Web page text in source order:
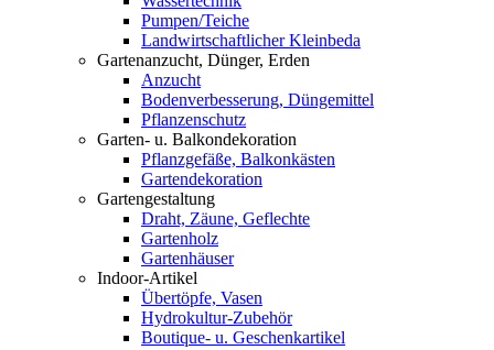
Pumpen/Teiche
Landwirtschaftlicher Kleinbeda
Gartenanzucht, Dünger, Erden
Anzucht
Bodenverbesserung, Düngemittel
Pflanzenschutz
Garten- u. Balkondekoration
Pflanzgefäße, Balkonkästen
Gartendekoration
Gartengestaltung
Draht, Zäune, Geflechte
Gartenholz
Gartenhäuser
Indoor-Artikel
Übertöpfe, Vasen
Hydrokultur-Zubehör
Boutique- u. Geschenkartikel